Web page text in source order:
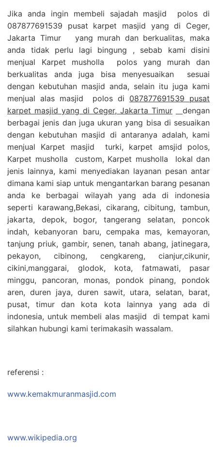
Jika anda ingin membeli sajadah masjid polos di
087877691539 pusat karpet masjid yang di Ceger,
Jakarta Timur yang murah dan berkualitas, maka
anda tidak perlu lagi bingung , sebab kami disini
menjual Karpet musholla polos yang murah dan
berkualitas anda juga bisa menyesuaikan sesuai
dengan kebutuhan masjid anda, selain itu juga kami
menjual alas masjid polos di 087877691539 pusat
karpet masjid yang di Ceger, Jakarta Timur
dengan
berbagai jenis dan juga ukuran yang bisa di sesuaikan
dengan kebutuhan masjid di antaranya adalah, kami
menjual Karpet masjid turki, karpet amsjid polos,
Karpet musholla custom, Karpet musholla lokal dan
jenis lainnya, kami menyediakan layanan pesan antar
dimana kami siap untuk mengantarkan barang pesanan
anda ke berbagai wilayah yang ada di indonesia
seperti karawang,Bekasi, cikarang, cibitung, tambun,
jakarta, depok, bogor, tangerang selatan, poncok
indah, kebanyoran baru, cempaka mas, kemayoran,
tanjung priuk, gambir, senen, tanah abang, jatinegara,
pekayon, cibinong, cengkareng, cianjur,cikunir,
cikini,manggarai, glodok, kota, fatmawati, pasar
minggu, pancoran, monas, pondok pinang, pondok
aren, duren jaya, duren sawit, utara, selatan, barat,
pusat, timur dan kota kota lainnya yang ada di
indonesia, untuk membeli alas masjid di tempat kami
silahkan hubungi kami terimakasih wassalam.
referensi :
www.kemakmuranmasjid.com
www.wikipedia.org